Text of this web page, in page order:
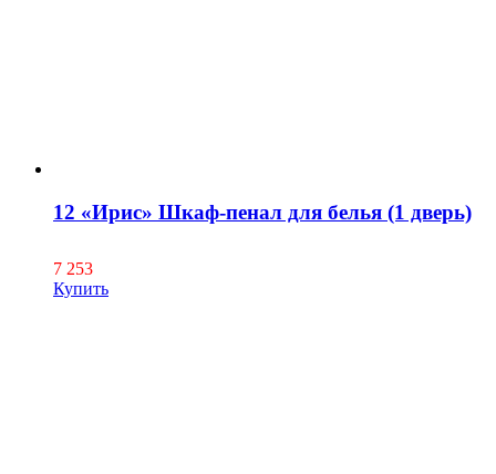
12 «Ирис» Шкаф-пенал для белья (1 дверь)
7 253
Купить